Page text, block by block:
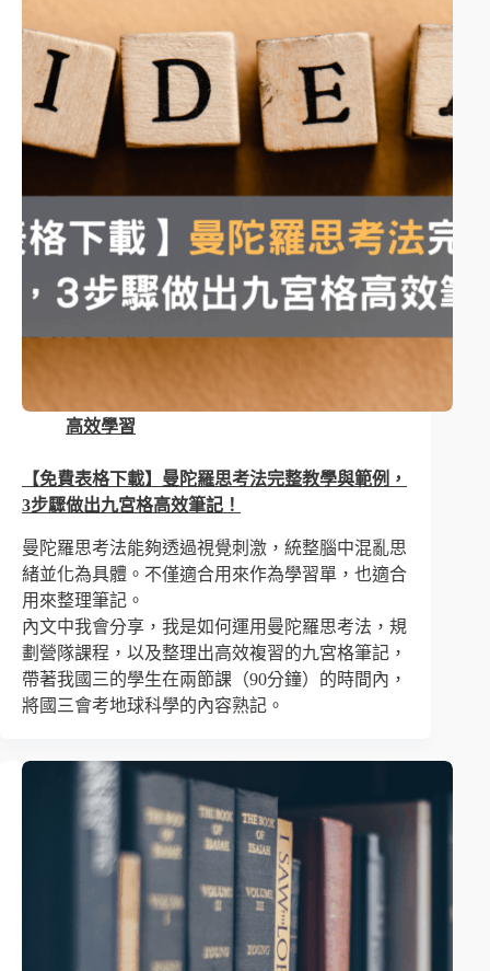
高效學習
【免費表格下載】曼陀羅思考法完整教學與範例，
3步驟做出九宮格高效筆記！
曼陀羅思考法能夠透過視覺刺激，統整腦中混亂思
緒並化為具體。不僅適合用來作為學習單，也適合
用來整理筆記。
內文中我會分享，我是如何運用曼陀羅思考法，規
劃營隊課程，以及整理出高效複習的九宮格筆記，
帶著我國三的學生在兩節課（90分鐘）的時間內，
將國三會考地球科學的內容熟記。